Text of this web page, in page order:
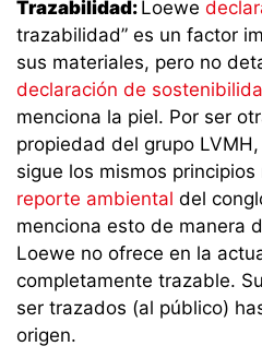
Trazabilidad: Loewe
trazabilidad” es un factor
sus materiales, pero no
declaración de
menciona la piel. Por ser
propiedad del grupo
sigue los mismos
reporte ambiental del
menciona esto de manera
Loewe no ofrece en la
completamente trazable.
ser trazados (al público)
origen.